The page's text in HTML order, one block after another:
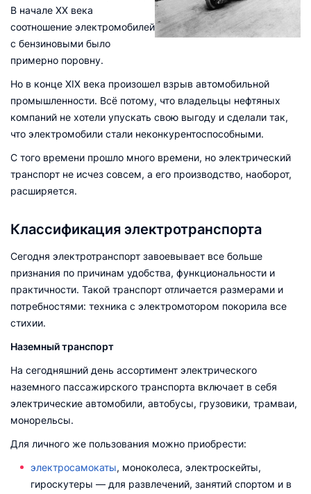
В начале XX века
соотношение электромобилей
с бензиновыми было
примерно поровну.
Но в конце XIX века произошел взрыв автомобильной
промышленности. Всё потому, что владельцы нефтяных
компаний не хотели упускать свою выгоду и сделали так,
что электромобили стали неконкурентоспособными.
С того времени прошло много времени, но электрический
транспорт не исчез совсем, а его производство, наоборот,
расширяется.
Классификация электротранспорта
Сегодня электротранспорт завоевывает все больше
признания по причинам удобства, функциональности и
практичности. Такой транспорт отличается размерами и
потребностями: техника с электромотором покорила все
стихии.
Наземный транспорт
На сегодняшний день ассортимент электрического
наземного пассажирского транспорта включает в себя
электрические автомобили, автобусы, грузовики, трамваи,
монорельсы.
Для личного же пользования можно приобрести:
электросамокаты, моноколеса, электроскейты,
гироскутеры — для развлечений, занятий спортом и в